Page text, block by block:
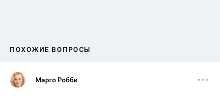
ПОХОЖИЕ ВОПРОСЫ
Марго Робби